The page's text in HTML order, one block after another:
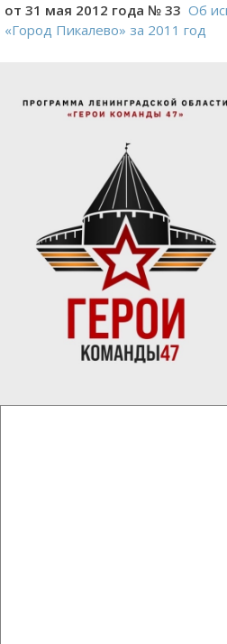
от 31 мая 2012 года № 33 Об
«Город Пикалево» за 2011 год